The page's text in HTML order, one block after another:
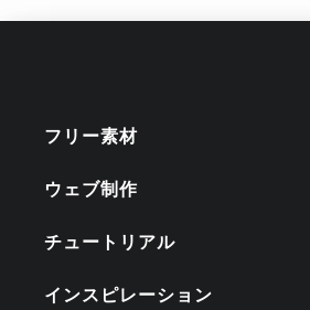
フリー素材
ウェブ制作
チュートリアル
インスピレーション